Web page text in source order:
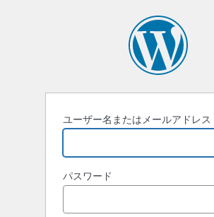
ユーザー名またはメールアドレス
パスワード